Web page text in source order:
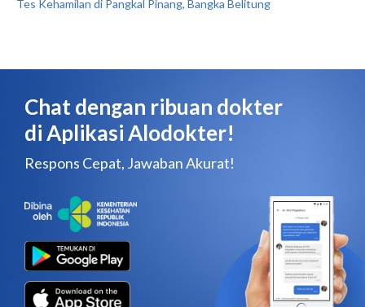
Tes Kehamilan di Pangkal Pinang, Bangka Belitung